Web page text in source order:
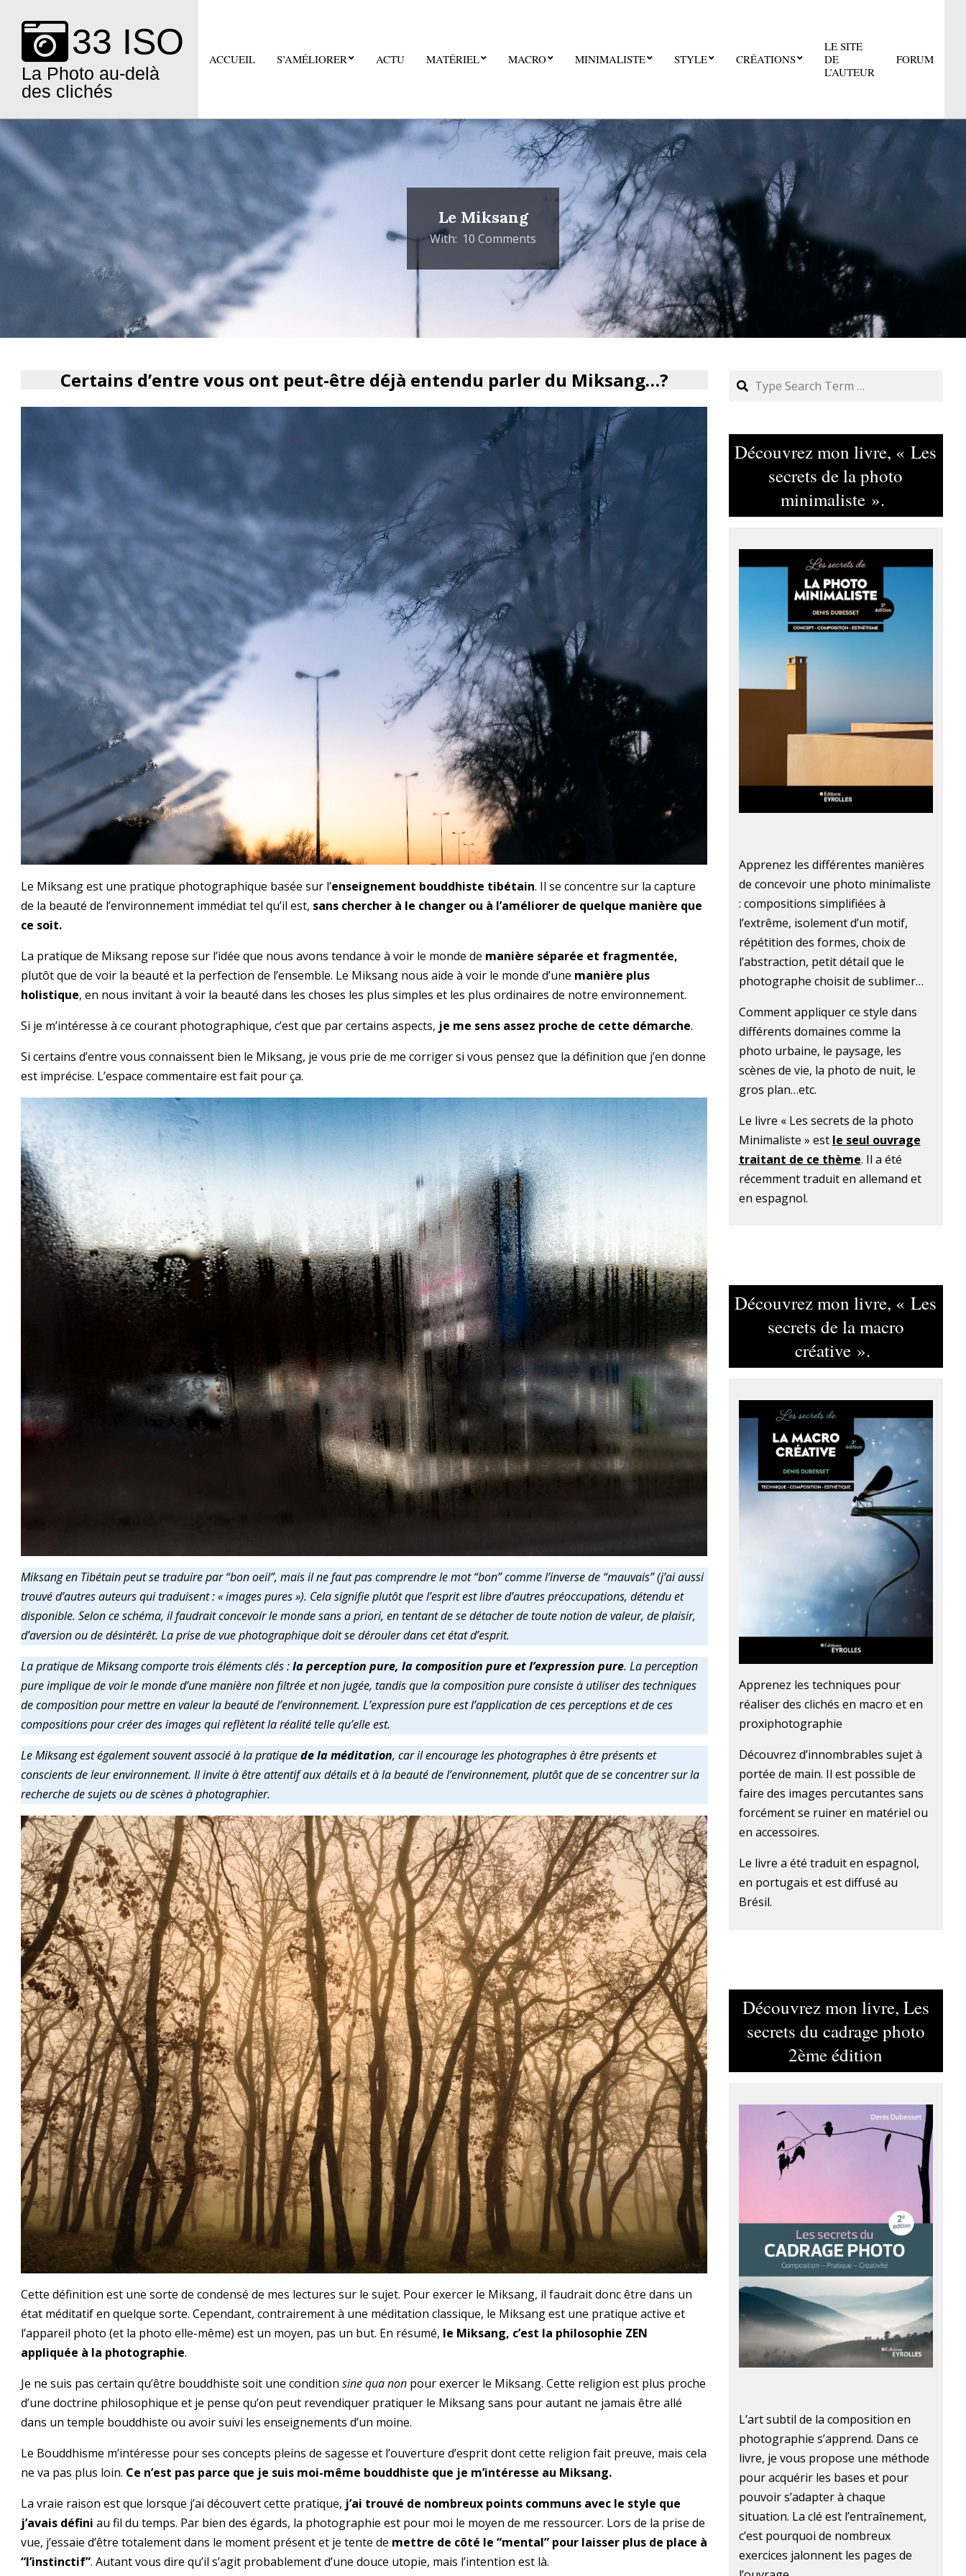
content
33 ISO
La Photo au-delà
des clichés
ACCUEIL S’AMÉLIORER ACTU MATÉRIEL MACRO MINIMALISTE STYLE CRÉATIONS
LE SITE
DE
L’AUTEUR
FORUM
Le Miksang
With: 10 Comments
Certains d’entre vous ont peut-être déjà entendu parler du Miksang…?
Le Miksang est une pratique photographique basée sur l’enseignement bouddhiste tibétain. Il se concentre sur la capture
de la beauté de l’environnement immédiat tel qu’il est, sans chercher à le changer ou à l’améliorer de quelque manière que
ce soit.
La pratique de Miksang repose sur l’idée que nous avons tendance à voir le monde de manière séparée et fragmentée,
plutôt que de voir la beauté et la perfection de l’ensemble. Le Miksang nous aide à voir le monde d’une manière plus
holistique, en nous invitant à voir la beauté dans les choses les plus simples et les plus ordinaires de notre environnement.
Si je m’intéresse à ce courant photographique, c’est que par certains aspects, je me sens assez proche de cette démarche.
Si certains d’entre vous connaissent bien le Miksang, je vous prie de me corriger si vous pensez que la définition que j’en donne
est imprécise. L’espace commentaire est fait pour ça.
Miksang en Tibétain peut se traduire par “bon oeil”, mais il ne faut pas comprendre le mot “bon” comme l’inverse de “mauvais” (j’ai aussi
trouvé d’autres auteurs qui traduisent : « images pures »). Cela signifie plutôt que l’esprit est libre d’autres préoccupations, détendu et
disponible. Selon ce schéma, il faudrait concevoir le monde sans a priori, en tentant de se détacher de toute notion de valeur, de plaisir,
d’aversion ou de désintérêt. La prise de vue photographique doit se dérouler dans cet état d’esprit.
La pratique de Miksang comporte trois éléments clés :la perception pure, la composition pure et l’expression pure. La perception
pure implique de voir le monde d’une manière non filtrée et non jugée, tandis que la composition pure consiste à utiliser des techniques
de composition pour mettre en valeur la beauté de l’environnement. L’expression pure est l’application de ces perceptions et de ces
compositions pour créer des images qui reflètent la réalité telle qu’elle est.
Le Miksang est également souvent associé à la pratiquede la méditation, car il encourage les photographes à être présents et
conscients de leur environnement. Il invite à être attentif aux détails et à la beauté de l’environnement, plutôt que de se concentrer sur la
recherche de sujets ou de scènes à photographier.
Cette définition est une sorte de condensé de mes lectures sur le sujet. Pour exercer le Miksang, il faudrait donc être dans un
état méditatif en quelque sorte. Cependant, contrairement à une méditation classique, le Miksang est une pratique active et
l’appareil photo (et la photo elle-même) est un moyen, pas un but. En résumé, le Miksang, c’est la philosophie ZEN
appliquée à la photographie.
Je ne suis pas certain qu’être bouddhiste soit une condition sine qua non pour exercer le Miksang. Cette religion est plus proche
d’une doctrine philosophique et je pense qu’on peut revendiquer pratiquer le Miksang sans pour autant ne jamais être allé
dans un temple bouddhiste ou avoir suivi les enseignements d’un moine.
Le Bouddhisme m’intéresse pour ses concepts pleins de sagesse et l’ouverture d’esprit dont cette religion fait preuve, mais cela
ne va pas plus loin. Ce n’est pas parce que je suis moi-même bouddhiste que je m’intéresse au Miksang.
La vraie raison est que lorsque j’ai découvert cette pratique, j’ai trouvé de nombreux points communs avec le style que
j’avais défini au fil du temps. Par bien des égards, la photographie est pour moi le moyen de me ressourcer. Lors de la prise de
vue, j’essaie d’être totalement dans le moment présent et je tente de mettre de côté le “mental” pour laisser plus de place à
“l’instinctif”. Autant vous dire qu’il s’agit probablement d’une douce utopie, mais l’intention est là.
Search
Découvrez mon livre, « Les
secrets de la photo
minimaliste ».
Apprenez les différentes manières
de concevoir une photo minimaliste
: compositions simplifiées à
l’extrême, isolement d’un motif,
répétition des formes, choix de
l’abstraction, petit détail que le
photographe choisit de sublimer…
Comment appliquer ce style dans
différents domaines comme la
photo urbaine, le paysage, les
scènes de vie, la photo de nuit, le
gros plan…etc.
Le livre « Les secrets de la photo
Minimaliste » est le seul ouvrage
traitant de ce thème. Il a été
récemment traduit en allemand et
en espagnol.
Découvrez mon livre, « Les
secrets de la macro
créative ».
Apprenez les techniques pour
réaliser des clichés en macro et en
proxiphotographie
Découvrez d’innombrables sujet à
portée de main. Il est possible de
faire des images percutantes sans
forcément se ruiner en matériel ou
en accessoires.
Le livre a été traduit en espagnol,
en portugais et est diffusé au
Brésil.
Découvrez mon livre, Les
secrets du cadrage photo
2ème édition
L’art subtil de la composition en
photographie s’apprend. Dans ce
livre, je vous propose une méthode
pour acquérir les bases et pour
pouvoir s’adapter à chaque
situation. La clé est l’entraînement,
c’est pourquoi de nombreux
exercices jalonnent les pages de
Abonnez-vous à la newsletter
En continuant, vous acceptez la politique de
confidentialité